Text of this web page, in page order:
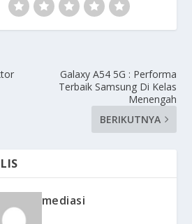
Galaxy A54 5G : Performa
Terbaik Samsung Di Kelas
Menengah
BERIKUTNYA
mediasi